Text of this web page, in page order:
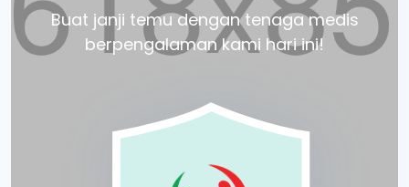
Buat janji temu dengan tenaga medis
berpengalaman kami hari ini!